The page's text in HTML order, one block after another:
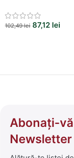
102,49lei 87,12 lei
Abonați-
Newsletter